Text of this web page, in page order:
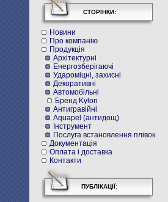
СТОРІНКИ:
Новини
Про компанію
Продукція
Архітектурні
Енергозберігаючі
Удароміцні, захисні
Декоративні
Автомобільні
Бренд Kylon
Антигравійні
Aquapel (антидощ)
Інструмент
Послуга встановлення плівок
Документація
Оплата і доставка
Контакти
ПУБЛІКАЦІЇ: